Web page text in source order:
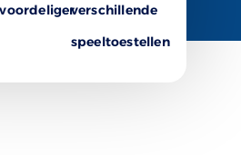
voordeligerverschillende
speeltoestellen